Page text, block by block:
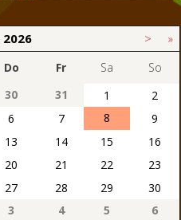
2026 > »
Do Fr Sa
So
30 31 1
2
6 7 8
9
13 14 15
16
20 21 22
23
27 28 29
30
3 4 5 6